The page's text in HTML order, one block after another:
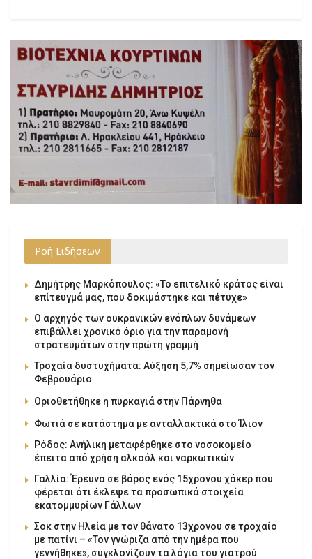
Ροή Ειδήσεων
Δημήτρης Μαρκόπουλος: «Το επιτελικό κράτος είναι
επίτευγμά μας, που δοκιμάστηκε και πέτυχε»
Ο αρχηγός των ουκρανικών ενόπλων δυνάμεων
επιβάλλει χρονικό όριο για την παραμονή
στρατευμάτων στην πρώτη γραμμή
Τροχαία δυστυχήματα: Αύξηση 5,7% σημείωσαν τον
Φεβρουάριο
Οριοθετήθηκε η πυρκαγιά στην Πάρνηθα
Φωτιά σε κατάστημα με ανταλλακτικά στο Ίλιον
Ρόδος: Ανήλικη μεταφέρθηκε στο νοσοκομείο
έπειτα από χρήση αλκοόλ και ναρκωτικών
Γαλλία: Έρευνα σε βάρος ενός 15χρονου χάκερ που
φέρεται ότι έκλεψε τα προσωπικά στοιχεία
εκατομμυρίων Γάλλων
Σοκ στην Ηλεία με τον θάνατο 13χρονου σε τροχαίο
με πατίνι – «Τον γνώριζα από την ημέρα που
γεννήθηκε», συγκλονίζουν τα λόγια του γιατρού